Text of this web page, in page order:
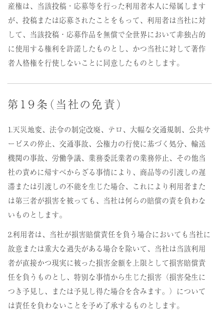
産権は、当該投稿・応募等を行った利用者本人に帰属します
が、投稿または応募されたことをもって、利用者は当社に対
して、当該投稿・応募作品を無償で全世界において非独占的
に使用する権利を許諾したものとし、かつ当社に対して著作
者人格権を行使しないことに同意したものとします。
第１９条（当社の免責）
1.天災地変、法令の制定改廃、テロ、大幅な交通規制、公共サ
ービスの停止、交通事故、公権力の行使に基づく処分、輸送
機関の事故、労働争議、業務委託業者の業務停止、その他当
社の責めに帰すべからざる事情により、商品等の引渡しの遅
滞または引渡しの不能を生じた場合、これにより利用者また
は第三者が損害を被っても、当社は何らの賠償の責を負わな
いものとします。
2.利用者は、当社が損害賠償責任を負う場合においても当社に
故意または重大な過失がある場合を除いて、当社は当該利用
者が直接かつ現実に被った損害金額を上限として損害賠償責
任を負うものとし、特別な事情から生じた損害（損害発生に
つき予見し、または予見し得た場合を含みます。）について
は責任を負わないことを予め了承するものとします。